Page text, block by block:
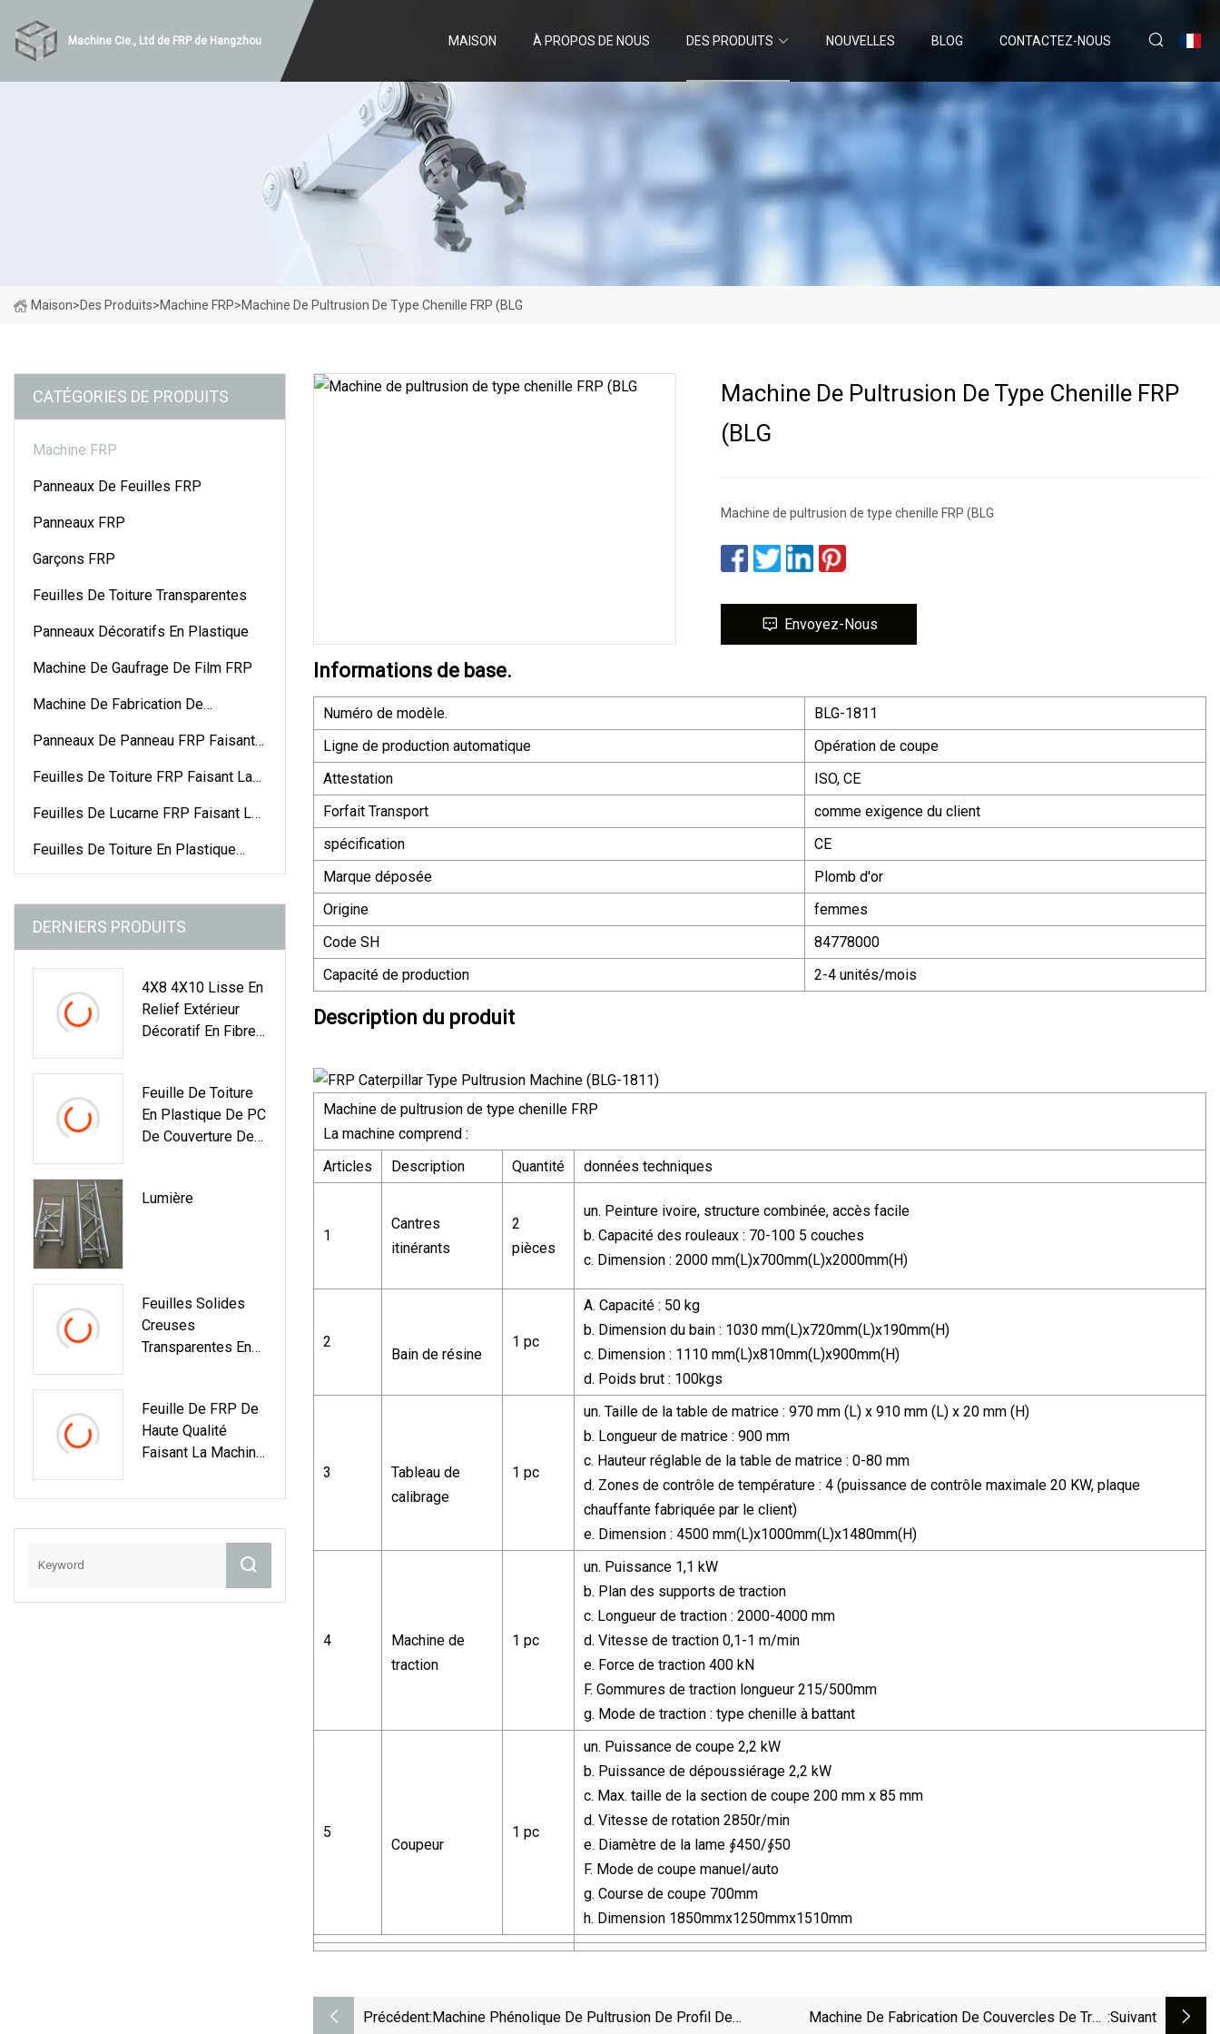
Machine Cie., Ltd de FRP de Hangzhou MAISON À PROPOS DE NOUS DES PRODUITS NOUVELLES BLOG CONTACTEZ-NOUS
Maison>Des Produits>Machine FRP>Machine De Pultrusion De Type Chenille FRP (BLG
CATÉGORIES DE PRODUITS
Machine FRP
Panneaux De Feuilles FRP
Panneaux FRP
Garçons FRP
Feuilles De Toiture Transparentes
Panneaux Décoratifs En Plastique
Machine De Gaufrage De Film FRP
Machine De Fabrication De
Panneaux De Panneau FRP Faisant
Feuilles De Toiture FRP Faisant La
Feuilles De Lucarne FRP Faisant La
Feuilles De Toiture En Plastique
Colorées
DERNIERS PRODUITS
4X8 4X10 Lisse En
Relief Extérieur
Décoratif En Fibre
Plastique Renforcé
De Fibres De Verre
GRP Roll Board
Camion Remorque
Feuille De Toiture
En Plastique De PC
De Couverture De
Ondulée Résistante
Lumière
Feuilles Solides
Creuses
Transparentes En
Plastique/PC
Solide Pour Toiture
10mm
Feuille De FRP De
Haute Qualité
Faisant La Machine
Fibre De Verre De
Machine De Pultrusion De Type Chenille FRP
(BLG
Machine de pultrusion de type chenille FRP (BLG
Envoyez-Nous
Informations de base.
Numéro de modèle.
BLG-1811
Ligne de production automatique
Opération de coupe
Attestation
ISO, CE
Forfait Transport
comme exigence du client
spécification
CE
Marque déposée
Plomb d'or
Origine
femmes
Code SH
84778000
Capacité de production
2-4 unités/mois
Description du produit
Machine de pultrusion de type chenille FRP
La machine comprend :
Articles
Description Quantité données techniques
1
Cantres
itinérants
2
pièces
un. Peinture ivoire, structure combinée, accès facile
b. Capacité des rouleaux : 70-100 5 couches
c. Dimension : 2000 mm(L)x700mm(L)x2000mm(H)
2
Bain de résine
1 pc
A. Capacité : 50 kg
b. Dimension du bain : 1030 mm(L)x720mm(L)x190mm(H)
c. Dimension : 1110 mm(L)x810mm(L)x900mm(H)
d. Poids brut : 100kgs
3
Tableau de
calibrage
1 pc
un. Taille de la table de matrice : 970 mm (L) x 910 mm (L) x 20 mm (H)
b. Longueur de matrice : 900 mm
c. Hauteur réglable de la table de matrice : 0-80 mm
d. Zones de contrôle de température : 4 (puissance de contrôle maximale 20 KW, plaque
chauffante fabriquée par le client)
e. Dimension : 4500 mm(L)x1000mm(L)x1480mm(H)
4
Machine de
traction
1 pc
un. Puissance 1,1 kW
b. Plan des supports de traction
c. Longueur de traction : 2000-4000 mm
d. Vitesse de traction 0,1-1 m/min
e. Force de traction 400 kN
F. Gommures de traction longueur 215/500mm
g. Mode de traction : type chenille à battant
5
Coupeur
1 pc
un. Puissance de coupe 2,2 kW
b. Puissance de dépoussiérage 2,2 kW
c. Max. taille de la section de coupe 200 mm x 85 mm
d. Vitesse de rotation 2850r/min
e. Diamètre de la lame ∮450/∮50
F. Mode de coupe manuel/auto
g. Course de coupe 700mm
h. Dimension 1850mmx1250mmx1510mm
Précédent:Machine Phénolique De Pultrusion De Profil De
Machine De Fabrication De Couvercles De Trou :suivant